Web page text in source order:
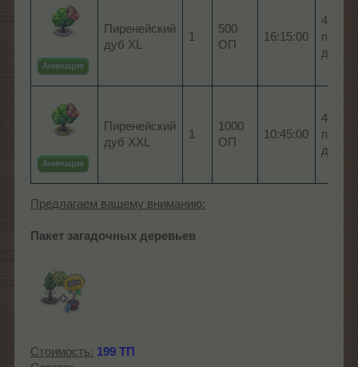
Анимация
Пиренейский
дуб XL
1
500
ОП
16:15:00
4 x
дуба
Анимация
Пиренейский
дуб XXL
1
1000
ОП
10:45:00
4 x
дуба
Предлагаем вашему вниманию:
Пакет загадочных деревьев
Стоимость: 199 ТП